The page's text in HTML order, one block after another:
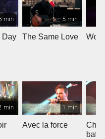
min
Day
5 min
The Same Love
min 1 min
Avec la force